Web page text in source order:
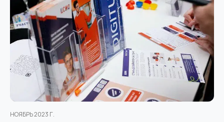
НОЯБРЬ 2023 Г.